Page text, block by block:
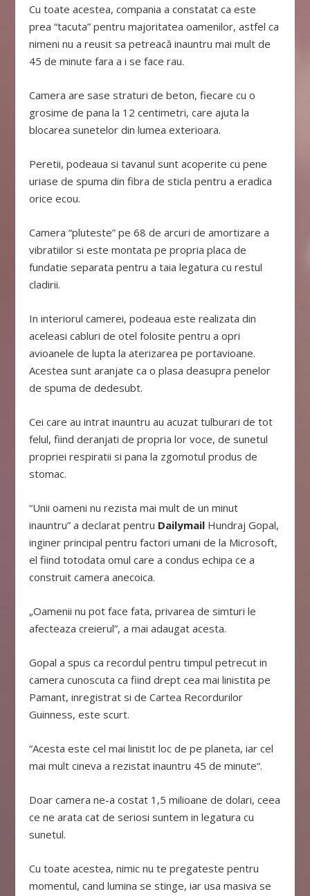
Cu toate acestea, compania a constatat ca este
prea “tacuta” pentru majoritatea oamenilor, astfel ca
nimeni nu a reusit sa petreacă inauntru mai mult de
45 de minute fara a i se face rau.
Camera are sase straturi de beton, fiecare cu o
grosime de pana la 12 centimetri, care ajuta la
blocarea sunetelor din lumea exterioara.
Peretii, podeaua si tavanul sunt acoperite cu pene
uriase de spuma din fibra de sticla pentru a eradica
orice ecou.
Camera “pluteste” pe 68 de arcuri de amortizare a
vibratiilor si este montata pe propria placa de
fundatie separata pentru a taia legatura cu restul
cladirii.
In interiorul camerei, podeaua este realizata din
aceleasi cabluri de otel folosite pentru a opri
avioanele de lupta la aterizarea pe portavioane.
Acestea sunt aranjate ca o plasa deasupra penelor
de spuma de dedesubt.
Cei care au intrat inauntru au acuzat tulburari de tot
felul, fiind deranjati de propria lor voce, de sunetul
propriei respiratii si pana la zgomotul produs de
stomac.
“Unii oameni nu rezista mai mult de un minut
inauntru” a declarat pentru Dailymail Hundraj Gopal,
inginer principal pentru factori umani de la Microsoft,
el fiind totodata omul care a condus echipa ce a
construit camera anecoica.
„Oamenii nu pot face fata, privarea de simturi le
afecteaza creierul”, a mai adaugat acesta.
Gopal a spus ca recordul pentru timpul petrecut in
camera cunoscuta ca fiind drept cea mai linistita pe
Pamant, inregistrat si de Cartea Recordurilor
Guinness, este scurt.
“Acesta este cel mai linistit loc de pe planeta, iar cel
mai mult cineva a rezistat inauntru 45 de minute“.
Doar camera ne-a costat 1,5 milioane de dolari, ceea
ce ne arata cat de seriosi suntem in legatura cu
sunetul.
Cu toate acestea, nimic nu te pregateste pentru
momentul, cand lumina se stinge, iar usa masiva se